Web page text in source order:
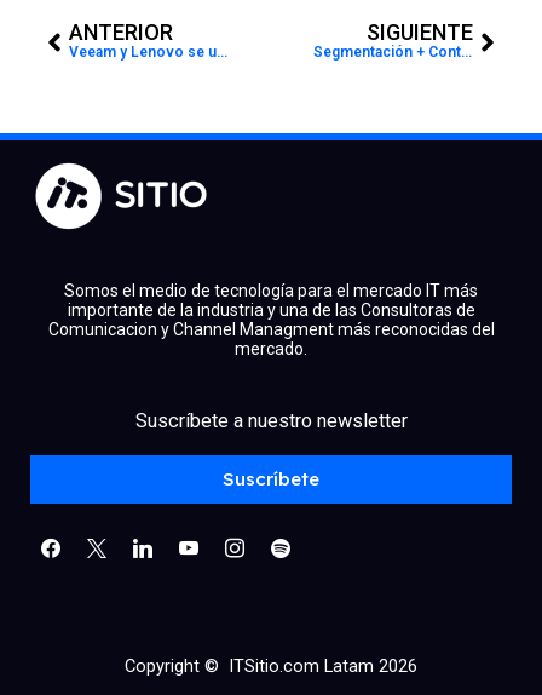
ANTERIOR
Veeam y Lenovo se unen para ofrecer una gestión inteligente de datos para la infraestructura del software de Lenovo y las soluciones SAN
SIGUIENTE
Segmentación + Contenido audiovisual = Un combo que potencia tu inversión
Somos el medio de tecnología para el mercado IT más
importante de la industria y una de las Consultoras de
Comunicacion y Channel Managment más reconocidas del
mercado.
Suscríbete a nuestro newsletter
Suscríbete
linkedinyoutubeinstagram
spotify
Copyright © ITSitio.com Latam 2026